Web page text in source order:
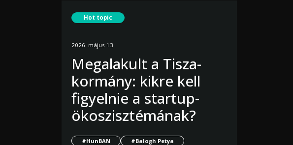
Hot topic
2026. május 13.
Megalakult a Tisza-
kormány: kikre kell
figyelnie a startup-
ökoszisztémának?
#HunBAN
#Balogh Petya